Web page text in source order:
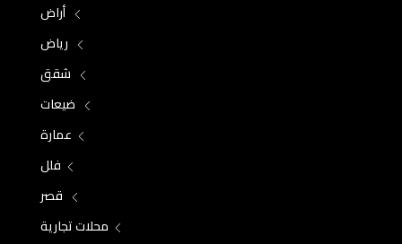
أراض
رياض
شقق
ضيعات
عمارة
فلل
قصر
محلات تجارية